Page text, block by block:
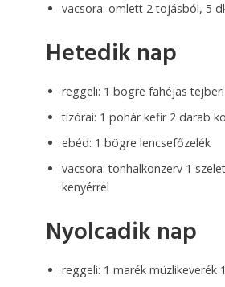
vacsora: omlett 2 tojásból, 5
Hetedik nap
reggeli: 1 bögre fahéjas
tízórai: 1 pohár kefir 2 darab
ebéd: 1 bögre lencsefőzelék
vacsora: tonhalkonzerv 1
kenyérrel
Nyolcadik nap
reggeli: 1 marék müzlikeverék